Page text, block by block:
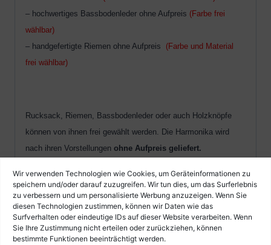
Wir verwenden Technologien wie Cookies, um Geräteinformationen zu
speichern und/oder darauf zuzugreifen. Wir tun dies, um das Surferlebnis
zu verbessern und um personalisierte Werbung anzuzeigen. Wenn Sie
diesen Technologien zustimmen, können wir Daten wie das
Surfverhalten oder eindeutige IDs auf dieser Website verarbeiten. Wenn
Sie Ihre Zustimmung nicht erteilen oder zurückziehen, können
bestimmte Funktionen beeinträchtigt werden.
– hochwertiges Bassbodenleder ohne Aufpreis (Farbe frei
wählbar)
– handgefertigte Riemen ohne Aufpreis (Farbe und Material
frei wählbar)
Rucksack, Riemen, Bassbodenleder oder auch Holzknöpfe
können von ihnen frei gewählt werden. Die Harmonika wird
nach ihren Vorstellungen ohne Aufpreis geliefert.
Die verschiedenen Rucksäcke, Riemen, Bassbodenleder
sowie Knöpfe finden Sie unter unseren Angeboten.